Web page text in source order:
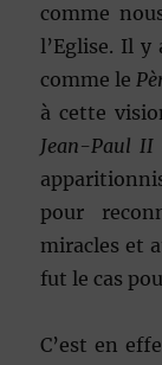
comme
l’Eglise. Il y
comme le
à cette
Jean-Paul II
pour
miracles et
fut le cas
C’est en